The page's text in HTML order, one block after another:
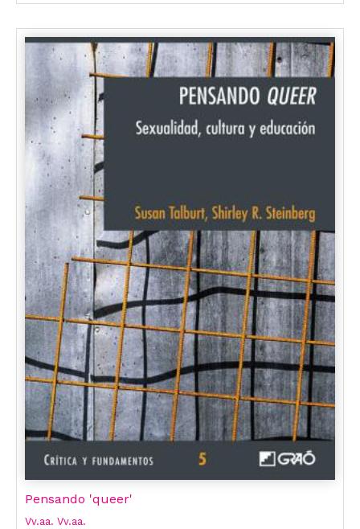
Pensando 'queer'
Vv.aa. Vv.aa.